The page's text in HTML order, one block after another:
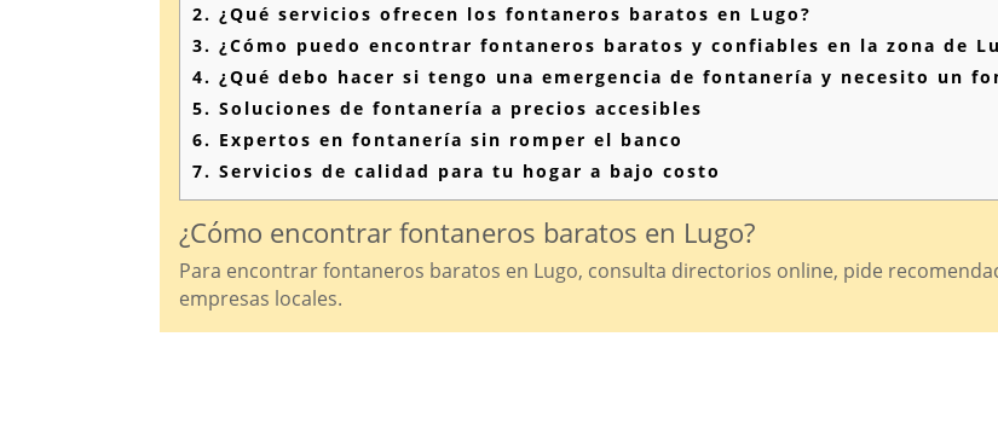
2. ¿Qué servicios ofrecen los fontaneros baratos en Lugo?
3. ¿Cómo puedo encontrar fontaneros baratos y confiables en la zona de
4. ¿Qué debo hacer si tengo una emergencia de fontanería y necesito un
5. Soluciones de fontanería a precios accesibles
6. Expertos en fontanería sin romper el banco
7. Servicios de calidad para tu hogar a bajo costo
¿Cómo encontrar fontaneros baratos en Lugo?
Para encontrar fontaneros baratos en Lugo, consulta directorios online, pide
empresas locales.